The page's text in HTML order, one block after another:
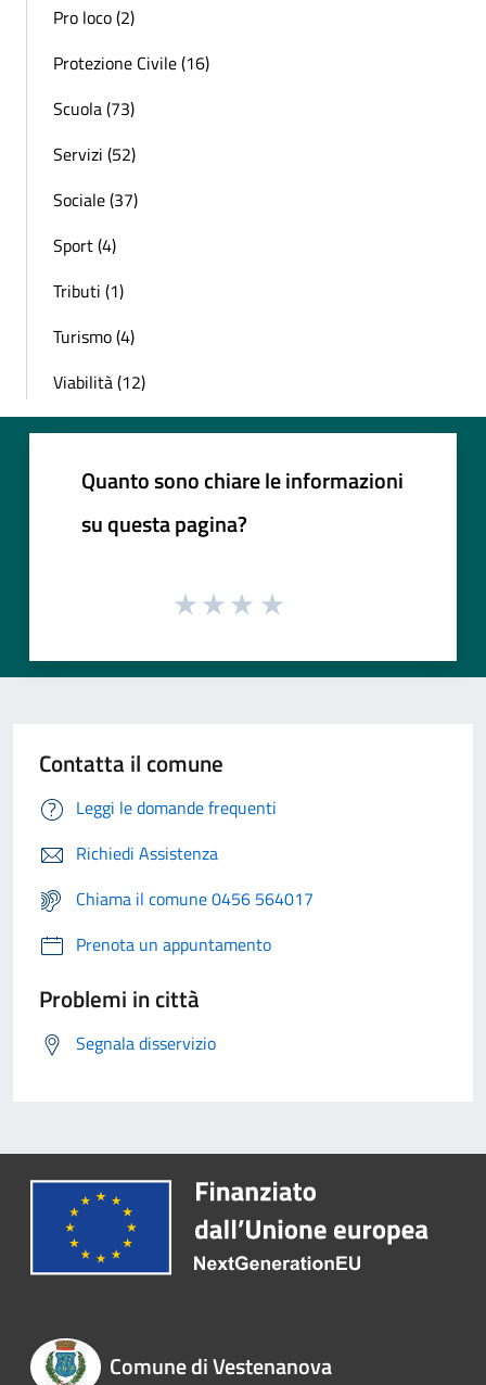
Pro loco (2)
Protezione Civile (16)
Scuola (73)
Servizi (52)
Sociale (37)
Sport (4)
Tributi (1)
Turismo (4)
Viabilità (12)
Quanto sono chiare le informazioni
su questa pagina?
Contatta il comune
Leggi le domande frequenti
Richiedi Assistenza
Chiama il comune 0456 564017
Prenota un appuntamento
Problemi in città
Segnala disservizio
Comune di Vestenanova